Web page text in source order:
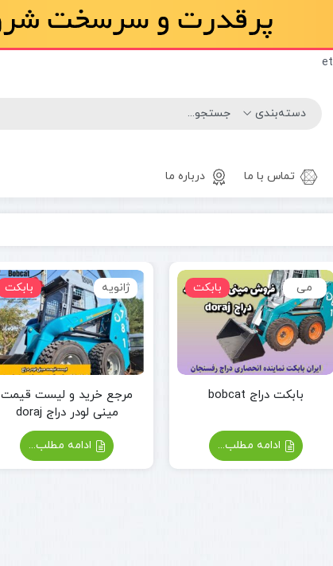
بیل بکهو
غلطک
آسفالت
جلوبند چاله
کن
پیکور یا
هیدرولیکی
شاخک
لیفتراک
مینی لودر
بابکت
تماس با ما درباره ما
بابکت می
بابکت دراج bobcat
ادامه مطلب...
بابکت ژانویه
مرجع خرید و لیست قیمت
مینی لودر دراج doraj
ادامه مطلب...